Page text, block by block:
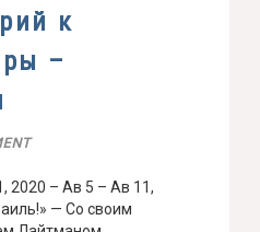
к
–
2020 – Ав 5 – Ав 11,
— Со своим